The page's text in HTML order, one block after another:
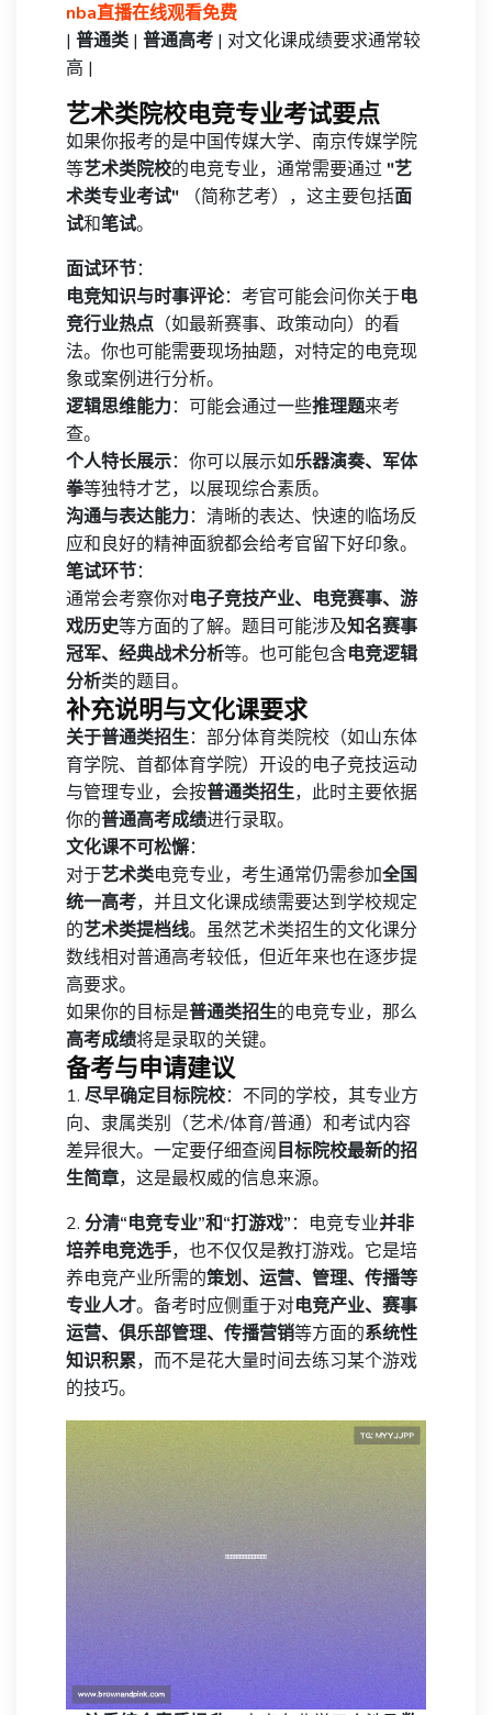
nba直播在线观看免费
| 普通类 | 普通高考 | 对文化课成绩要求通常较
高 |
艺术类院校电竞专业考试要点
如果你报考的是中国传媒大学、南京传媒学院
等艺术类院校的电竞专业，通常需要通过 "艺
术类专业考试" （简称艺考），这主要包括面
试和笔试。
面试环节：
电竞知识与时事评论：考官可能会问你关于电
竞行业热点 （如最新赛事、政策动向）的看
法。你也可能需要现场抽题，对特定的电竞现
象或案例进行分析。
逻辑思维能力：可能会通过一些推理题来考
查。
个人特长展示：你可以展示如乐器演奏、军体
拳等独特才艺，以展现综合素质。
沟通与表达能力：清晰的表达、快速的临场反
应和良好的精神面貌都会给考官留下好印象。
笔试环节：
通常会考察你对电子竞技产业、电竞赛事、游
戏历史等方面的了解。题目可能涉及知名赛事
冠军、经典战术分析等。也可能包含电竞逻辑
分析类的题目。
补充说明与文化课要求
关于普通类招生：部分体育类院校（如山东体
育学院、首都体育学院）开设的电子竞技运动
与管理专业，会按普通类招生，此时主要依据
你的普通高考成绩进行录取。
文化课不可松懈：
对于艺术类电竞专业，考生通常仍需参加全国
统一高考，并且文化课成绩需要达到学校规定
的艺术类提档线。虽然艺术类招生的文化课分
数线相对普通高考较低，但近年来也在逐步提
高要求。
如果你的目标是普通类招生的电竞专业，那么
高考成绩将是录取的关键。
备考与申请建议
1. 尽早确定目标院校：不同的学校，其专业方
向、隶属类别（艺术/体育/普通）和考试内容
差异很大。一定要仔细查阅 目标院校最新的招
生简章，这是最权威的信息来源。
2. 分清“电竞专业”和“打游戏”：电竞专业并非
培养电竞选手，也不仅仅是教打游戏。它是培
养电竞产业所需的策划、运营、管理、传播等
专业人才。备考时应侧重于对电竞产业、赛事
运营、俱乐部管理、传播营销等方面的系统性
知识积累，而不是花大量时间去练习某个游戏
的技巧。